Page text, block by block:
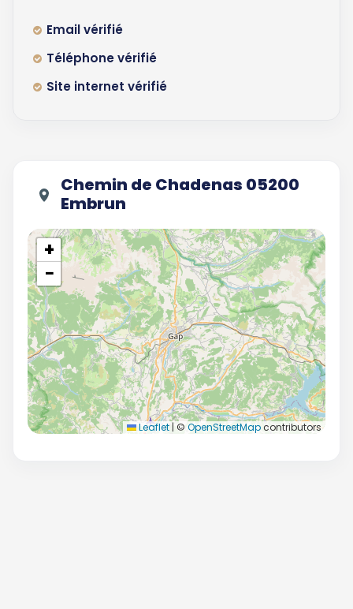
Email vérifié
Téléphone vérifié
Site internet vérifié
Chemin de Chadenas 05200
Embrun
+
−
Leaflet | © OpenStreetMapcontributors